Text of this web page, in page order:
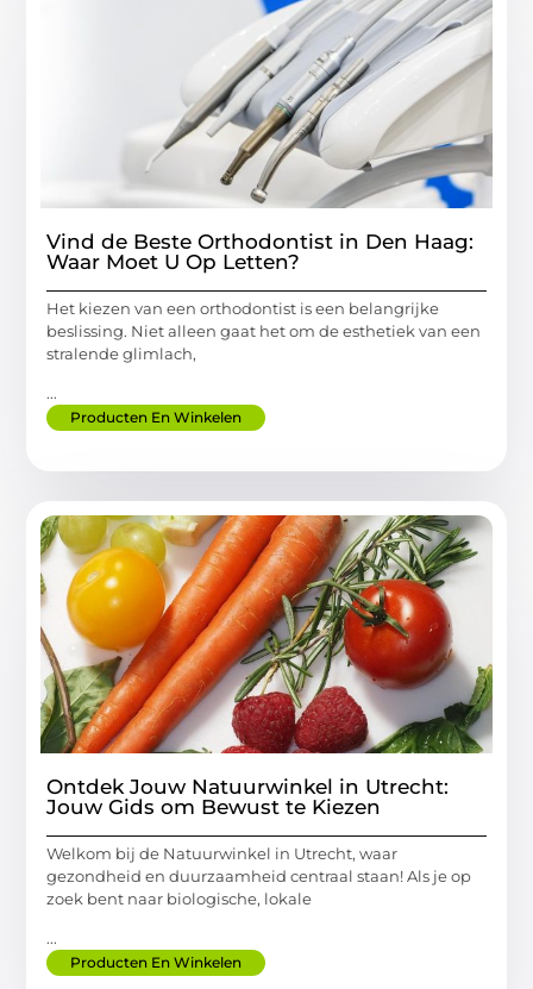
Vind de Beste Orthodontist in Den Haag:
Waar Moet U Op Letten?
Het kiezen van een orthodontist is een belangrijke
beslissing. Niet alleen gaat het om de esthetiek van een
stralende glimlach,
...
Producten En Winkelen
Ontdek Jouw Natuurwinkel in Utrecht:
Jouw Gids om Bewust te Kiezen
Welkom bij de Natuurwinkel in Utrecht, waar
gezondheid en duurzaamheid centraal staan! Als je op
zoek bent naar biologische, lokale
...
Producten En Winkelen